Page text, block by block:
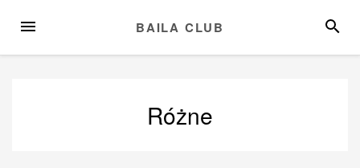
MENU BAILA CLUB
Różne